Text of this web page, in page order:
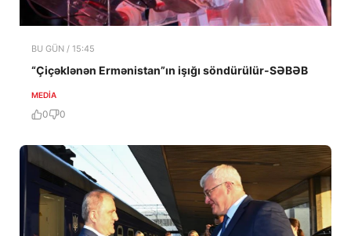
BU GÜN / 15:45
“Çiçəklənən Ermənistan”ın işığı söndürülür-SƏBƏB
MEDİA
0 0